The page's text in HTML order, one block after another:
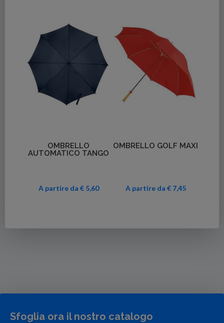
Dettagli
OMBRELLO
AUTOMATICO TANGO
A partire da € 5,60
Dettagli
OMBRELLO GOLF MAXI
A partire da € 7,45
Sfoglia ora il nostro catalogo